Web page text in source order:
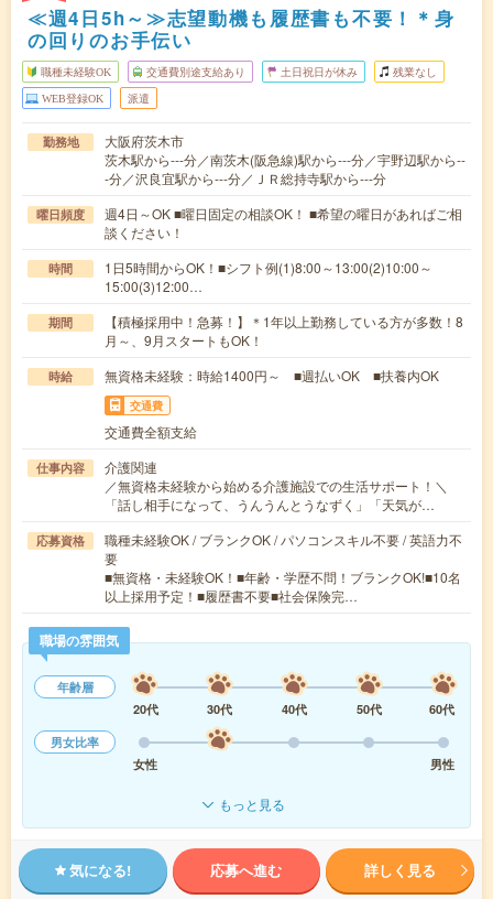
≪週4日5h～≫志望動機も履歴書も不要！＊身
の回りのお手伝い
職種未経験OK 交通費別途支給あり 土日祝日が休み 残業なし
WEB登録OK 派遣
勤務地
大阪府茨木市
茨木駅から---分／南茨木(阪急線)駅から---分／宇野辺駅から--
-分／沢良宜駅から---分／ＪＲ総持寺駅から---分
曜日頻度
週4日～OK ■曜日固定の相談OK！ ■希望の曜日があればご相
談ください！
時間
1日5時間からOK！■シフト例(1)8:00～13:00(2)10:00～
15:00(3)12:00…
期間
【積極採用中！急募！】＊1年以上勤務している方が多数！8
月～、9月スタートもOK！
時給 無資格未経験：時給1400円～ ■週払いOK ■扶養内OK
交通費
交通費全額支給
仕事内容
介護関連
／無資格未経験から始める介護施設での生活サポート！＼
「話し相手になって、うんうんとうなずく」「天気が…
応募資格
職種未経験OK / ブランクOK / パソコンスキル不要 / 英語力不
要
■無資格・未経験OK！■年齢・学歴不問！ブランクOK!■10名
以上採用予定！■履歴書不要■社会保険完…
職場の雰囲気
年齢層
20代
30代 40代 50代
60代
男女比率
女性
男性
もっと見る
気になる! 応募へ進む 詳しく見る